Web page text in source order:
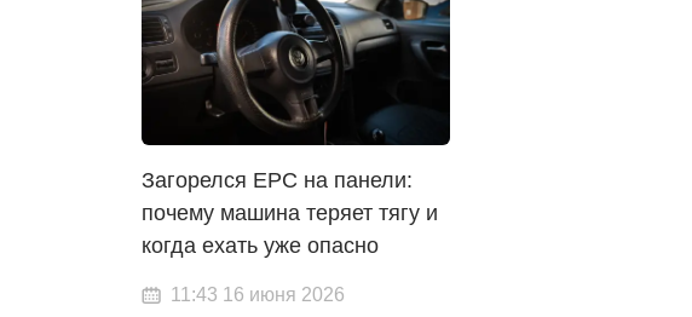
Загорелся EPC на панели:
почему машина теряет тягу и
когда ехать уже опасно
11:43 16 июня 2026